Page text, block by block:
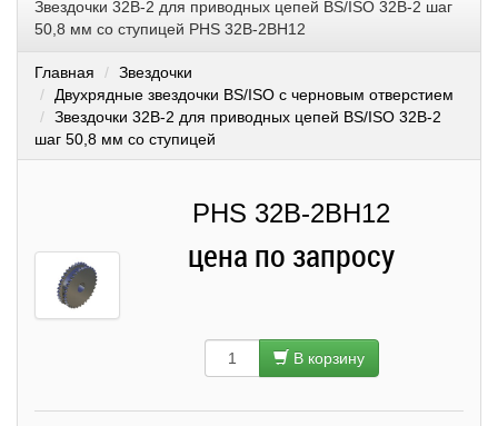
Звездочки 32B-2 для приводных цепей BS/ISO 32B-2 шаг
50,8 мм со ступицей PHS 32B-2BH12
Главная
Звездочки
Двухрядные звездочки BS/ISO с черновым отверстием
Звездочки 32B-2 для приводных цепей BS/ISO 32B-2
шаг 50,8 мм со ступицей
PHS 32B-2BH12
цена по запросу
В корзину